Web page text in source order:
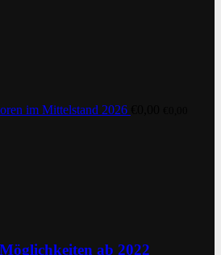
im Mittelstand 2026
ab 2022